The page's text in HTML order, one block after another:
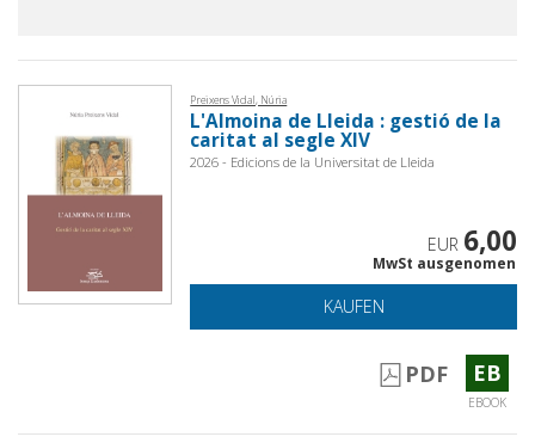
Preixens Vidal, Núria
L'Almoina de Lleida : gestió de la
caritat al segle XIV
2026 - Edicions de la Universitat de Lleida
EUR 6,00
MwSt ausgenomen
KAUFEN
PDF EB
EBOOK